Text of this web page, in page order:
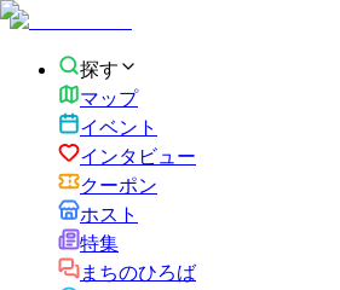
探す
マップ
イベント
インタビュー
クーポン
ホスト
特集
まちのひろば